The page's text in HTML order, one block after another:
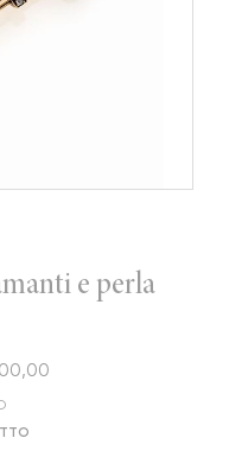
e perla